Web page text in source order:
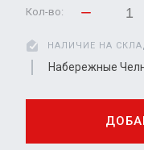
Кол-во:
НАЛИЧИЕ НА
Набережные